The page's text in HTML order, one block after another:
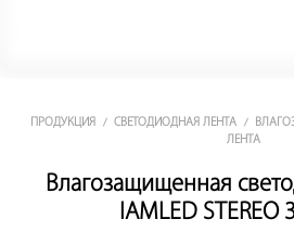
ПРОДУКЦИЯ / СВЕТОДИОДНАЯ ЛЕНТА /
ЛЕНТА
Влагозащищенная
IAMLED STEREO